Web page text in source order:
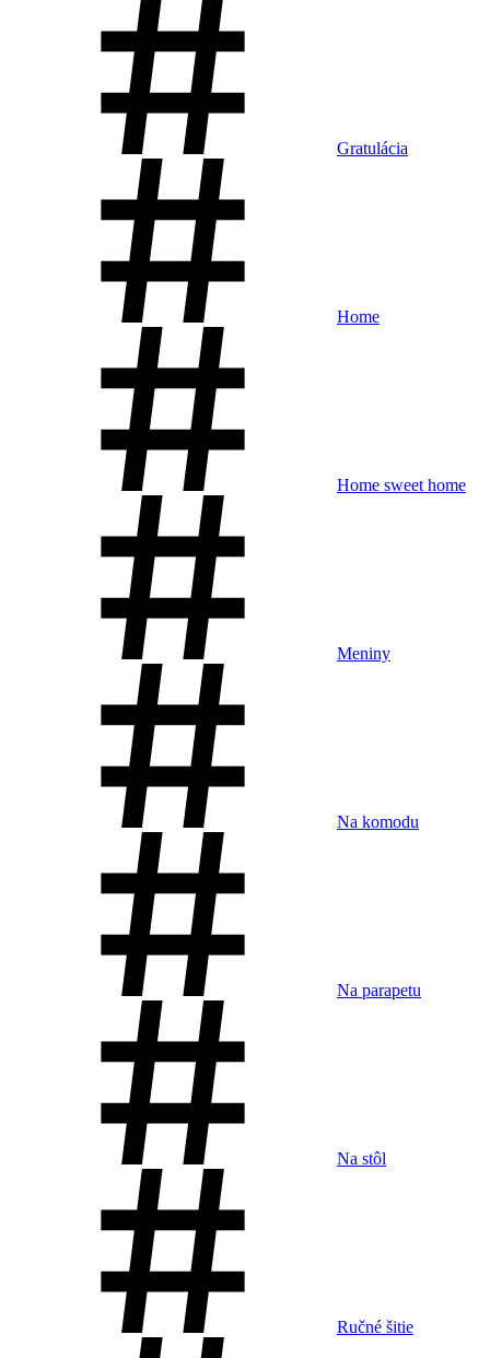
Gratulácia
Home
Home sweet home
Meniny
Na komodu
Na parapetu
Na stôl
Ručné šitie